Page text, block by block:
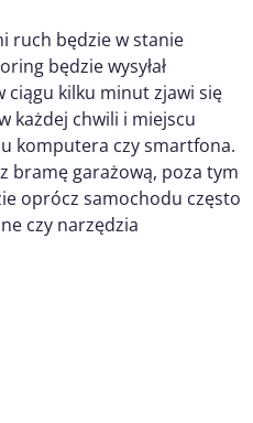
ruch będzie w stanie
będzie wysyłał
kilku minut zjawi się
każdej chwili i miejscu
komputera czy smartfona.
bramę garażową, poza tym
oprócz samochodu często
czy narzędzia